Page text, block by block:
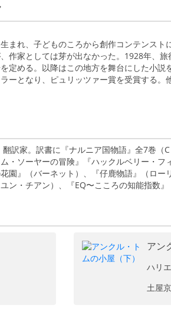
まれ、子どものころから創作コンテンスト
作家としては芽が出なかった。1928年、
定める。以降はこの地方を舞台にした小説
ーとなり、ピュリッツァー賞を受賞する。
訳家。訳書に『ナルニア国物語』全7巻（
・ソーヤーの冒険』『ハックルベリー・フ
園』（バーネット）、『仔鹿物語』（ロー
ン・チアン）、『EQ〜こころの知能指数』
アン
ハリ
土屋